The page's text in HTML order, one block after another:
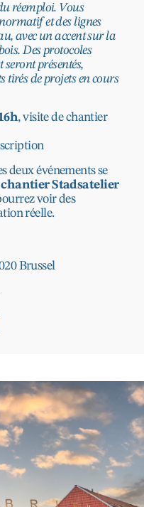
réemploi. Vous
et des lignes
avec un accent sur la
Des protocoles
seront présentés,
tirés de projets en cours
, visite de chantier
deux événements se
Stadsatelier
voir des
réelle.
Brussel